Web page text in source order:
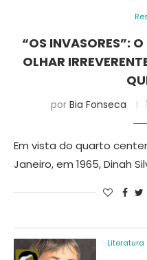
“OS INVASORES”:
OLHAR
por Bia Fonseca
Em vista do quarto
Janeiro, em 1965, Dinah
Literatura